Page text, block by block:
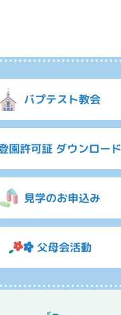
バプテスト教会
園許可証 ダウンロード
見学のお申込み
父母会活動